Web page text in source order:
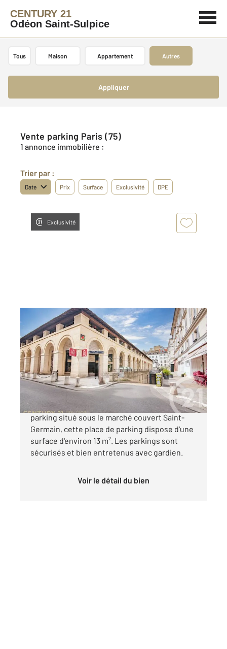
CENTURY 21
Odéon Saint-Sulpice
Tous Maison Appartement Autres
Appliquer
Vente parking Paris (75)
1 annonce immobilière :
Trier par :
Date Prix Surface Exclusivité DPE
Exclusivité
PARIS 75006
13 m2
Ref : 552
Parking à vendre
45 000 €
Paris 6ème : Mabillon / Odéon Au sous-sol du
parking situé sous le marché couvert Saint-
Germain, cette place de parking dispose d'une
surface d'environ 13 m². Les parkings sont
sécurisés et bien entretenus avec gardien.
Voir le détail du bien